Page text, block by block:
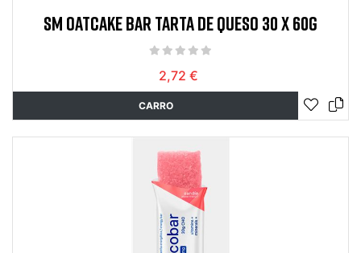
SM OATCAKE BAR TARTA DE QUESO 30 X 60G
2,72 €
CARRO